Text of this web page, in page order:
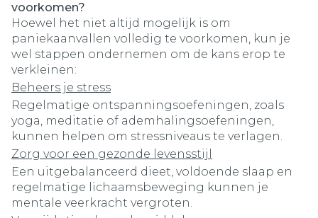
voorkomen?
Hoewel het niet altijd mogelijk is om
paniekaanvallen volledig te voorkomen, kun je
wel stappen ondernemen om de kans erop te
verkleinen:
Beheers je stress
Regelmatige ontspanningsoefeningen, zoals
yoga, meditatie of ademhalingsoefeningen,
kunnen helpen om stressniveaus te verlagen.
Zorg voor een gezonde levensstijl
Een uitgebalanceerd dieet, voldoende slaap en
regelmatige lichaamsbeweging kunnen je
mentale veerkracht vergroten.